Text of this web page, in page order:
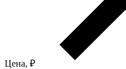
Цена, ₽